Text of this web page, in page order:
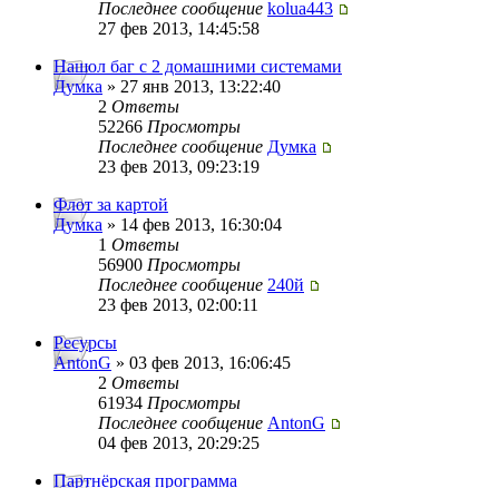
Последнее сообщение kolua443
27 фев 2013, 14:45:58
Нашол баг с 2 домашними системами
Думка » 27 янв 2013, 13:22:40
2 Ответы
52266 Просмотры
Последнее сообщение Думка
23 фев 2013, 09:23:19
Флот за картой
Думка » 14 фев 2013, 16:30:04
1 Ответы
56900 Просмотры
Последнее сообщение 240й
23 фев 2013, 02:00:11
Ресурсы
AntonG » 03 фев 2013, 16:06:45
2 Ответы
61934 Просмотры
Последнее сообщение AntonG
04 фев 2013, 20:29:25
Партнёрская программа